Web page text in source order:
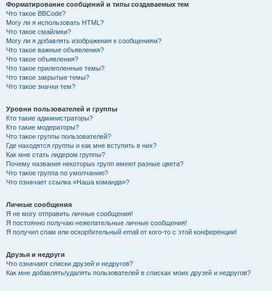
Форматирование сообщений и типы создаваемых тем
Что такое BBCode?
Могу ли я использовать HTML?
Что такое смайлики?
Могу ли я добавлять изображения к сообщениям?
Что такое важные объявления?
Что такое объявления?
Что такое прилепленные темы?
Что такое закрытые темы?
Что такое значки тем?
Уровни пользователей и группы
Кто такие администраторы?
Кто такие модераторы?
Что такое группы пользователей?
Где находятся группы и как мне вступить в них?
Как мне стать лидером группы?
Почему названия некоторых групп имеют разные цвета?
Что такое группа по умолчанию?
Что означает ссылка «Наша команда»?
Личные сообщения
Я не могу отправить личные сообщения!
Я постоянно получаю нежелательные личные сообщения!
Я получил спам или оскорбительный email от кого-то с этой конференции!
Друзья и недруги
Что означают списки друзей и недругов?
Как мне добавлять/удалять пользователей в списках моих друзей и недругов?